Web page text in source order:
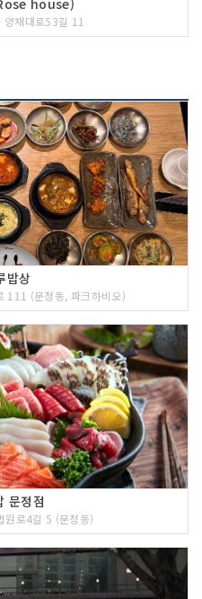
house)
양재대로53길 11
밥상
111 (문정동, 파크하비오)
문정점
원로4길 5 (문정동)